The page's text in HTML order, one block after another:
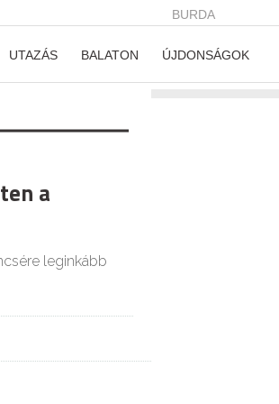
BURDA
UTAZÁS BALATON ÚJDONSÁGOK
a
leginkább